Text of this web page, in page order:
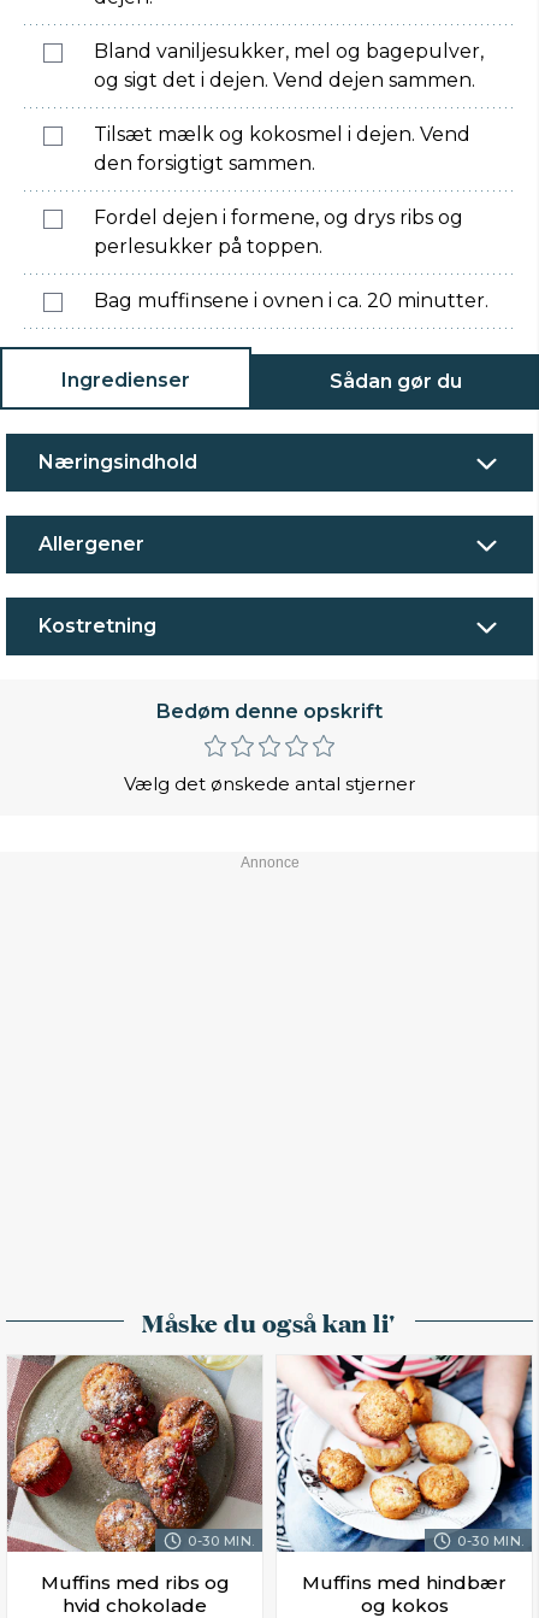
Bland vaniljesukker, mel og bagepulver,
og sigt det i dejen. Vend dejen sammen.
Tilsæt mælk og kokosmel i dejen. Vend
den forsigtigt sammen.
Fordel dejen i formene, og drys ribs og
perlesukker på toppen.
Bag muffinsene i ovnen i ca. 20 minutter.
Ingredienser Sådan gør du
Næringsindhold
Allergener
Kostretning
Bedøm denne opskrift
Vælg det ønskede antal stjerner
Måske du også kan li'
0-30 MIN.
Muffins med ribs og
hvid chokolade
0-30 MIN.
Muffins med hindbær
og kokos